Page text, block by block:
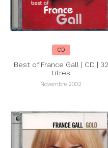
CD
Best of France Gall | CD | 32
titres
Novembre 2002